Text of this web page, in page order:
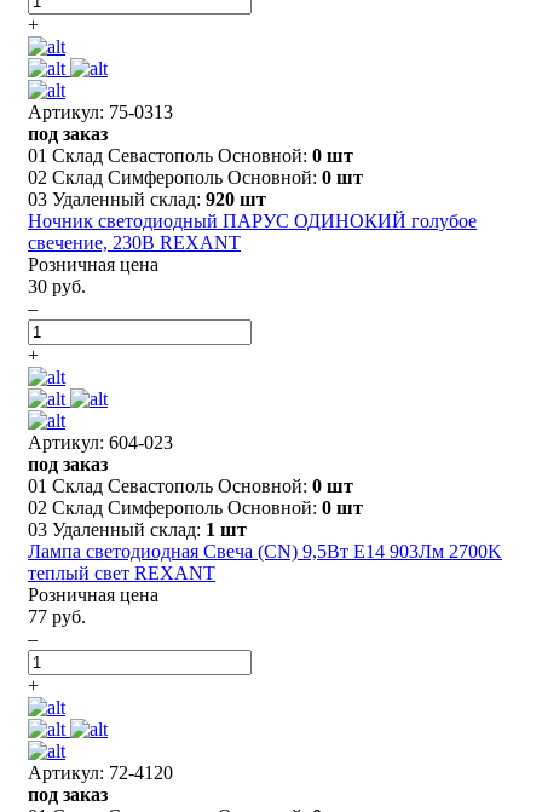
+
Артикул: 75-0313
под заказ
01 Склад Севастополь Основной: 0 шт
02 Склад Симферополь Основной: 0 шт
03 Удаленный склад: 920 шт
Ночник светодиодный ПАРУС ОДИНОКИЙ голубое
свечение, 230В REXANT
Розничная цена
30 руб.
–
+
Артикул: 604-023
под заказ
01 Склад Севастополь Основной: 0 шт
02 Склад Симферополь Основной: 0 шт
03 Удаленный склад: 1 шт
Лампа светодиодная Свеча (CN) 9,5Вт E14 903Лм 2700K
теплый свет REXANT
Розничная цена
77 руб.
–
+
Артикул: 72-4120
под заказ